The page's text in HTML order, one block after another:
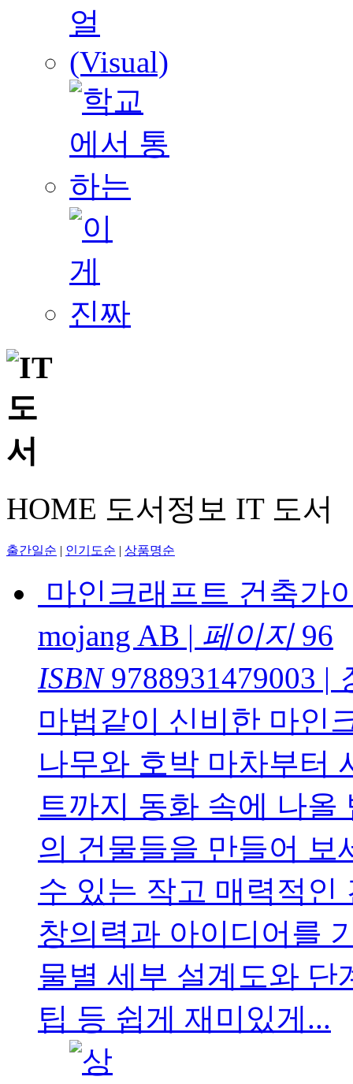
HOME 도서정보 IT 도서
출간일순 | 인기도순 | 상품명순
마인크래프트 건축가
mojang AB | 페이지96
ISBN9788931479003 |
마법같이 신비한 마인
나무와 호박 마차부터
트까지 동화 속에 나올
의 건물들을 만들어 보
수 있는 작고 매력적인
창의력과 아이디어를
물별 세부 설계도와 단
팁 등 쉽게 재미있게...